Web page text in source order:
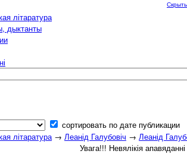
літаратура
дыктанты
сортировать по дате публикации
Скрыть
літаратура→ Леанід Галубовіч → Леанід
Увага!!! Невялікія